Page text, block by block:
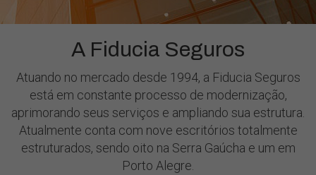
A Fiducia Seguros
Atuando no mercado desde 1994, a Fiducia Seguros
está em constante processo de modernização,
aprimorando seus serviços e ampliando sua estrutura.
Atualmente conta com nove escritórios totalmente
estruturados, sendo oito na Serra Gaúcha e um em
Porto Alegre.